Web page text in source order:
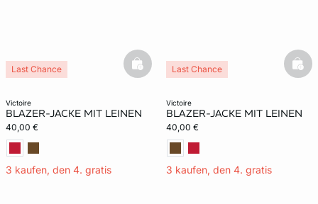
victoire
BLAZER-JACKE MIT LEINEN
40,00 €
3 kaufen, den 4. gratis
Last Chance basketfull
victoire
BLAZER-JACKE MIT LEINEN
40,00 €
3 kaufen, den 4. gratis
Last Chance